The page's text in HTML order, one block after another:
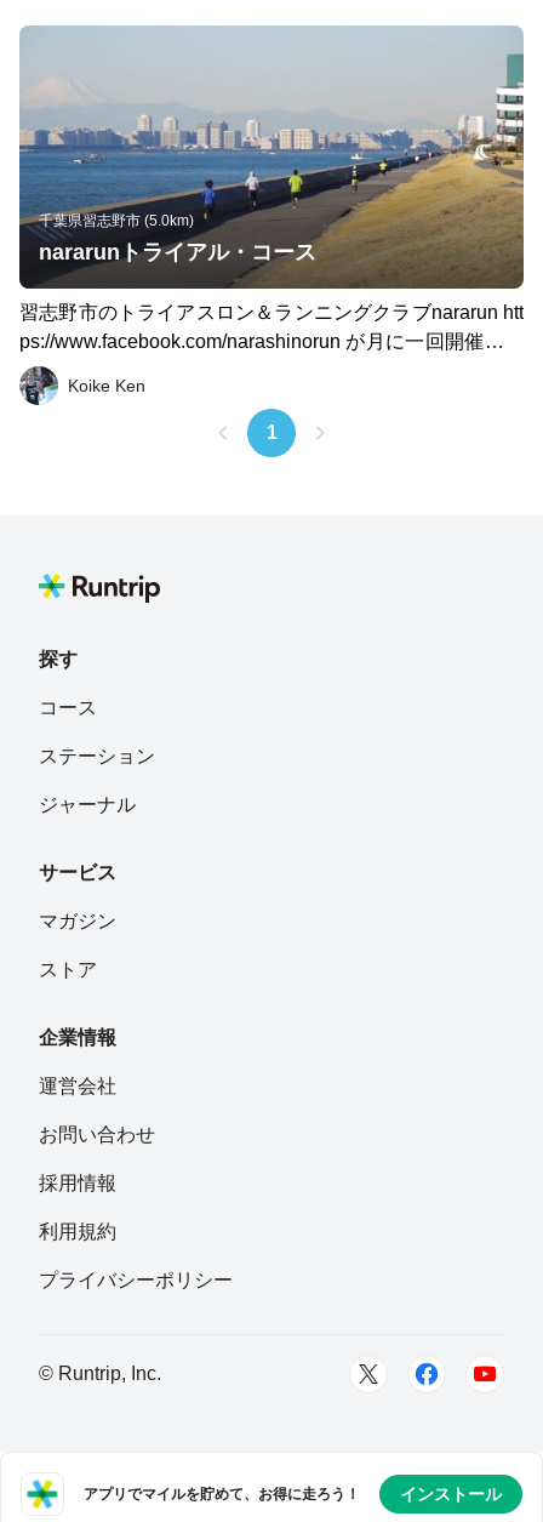
千葉県習志野市 (5.0km)
nararunトライアル・コース
習志野市のトライアスロン＆ランニングクラブnararun htt
ps://www.facebook.com/narashinorun が月に一回開催して
いるタイムトライアルのコースです。 一周２．５キロ 東
京湾に面したシーサイドコースです。
Koike Ken
1
探す
コース
ステーション
ジャーナル
サービス
マガジン
ストア
企業情報
運営会社
お問い合わせ
採用情報
利用規約
プライバシーポリシー
© Runtrip, Inc.
アプリでマイルを貯めて、お得に走ろう！ インストール